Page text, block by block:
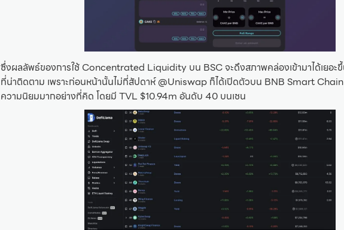
ซึ่งผลลัพธ์ของการใช้ Concentrated Liquidity บน BSC จะดึงสภาพคล่องเข้ามาได้เยอะ
ที่น่าติดตาม เพราะก่อนหน้านั้นไม่กี่สัปดาห์ @Uniswap ก็ได้เปิดตัวบน BNB Smart
ความนิยมมากอย่างที่คิด โดยมี TVL $10.94m อันดับ 40 บนเชน